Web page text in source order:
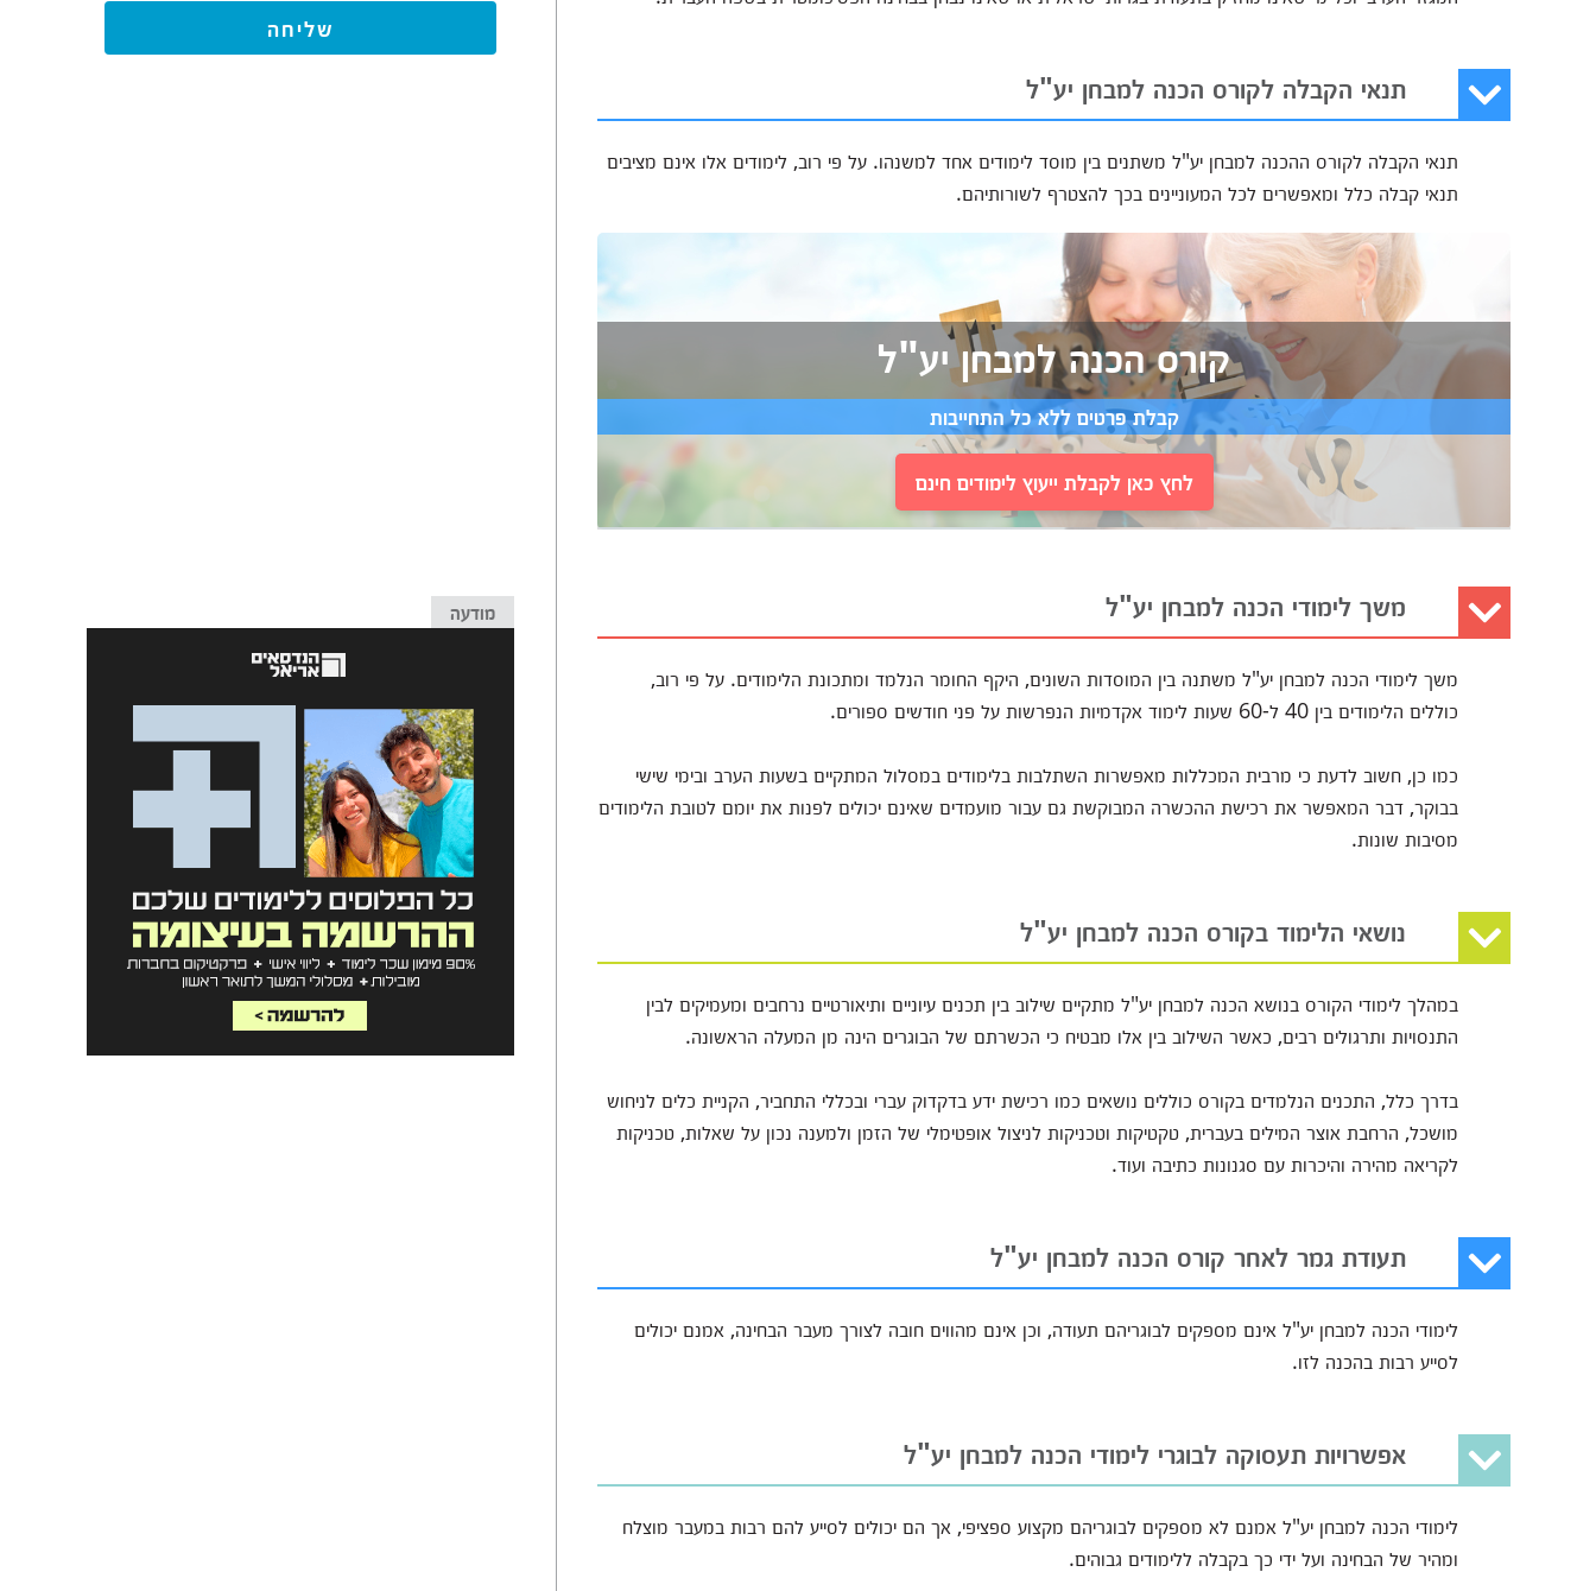
תנאי הקבלה לקורס הכנה למבחן יע"ל
תנאי הקבלה לקורס ההכנה למבחן יע"ל משתנים בין מוסד לימודים אחד למשנהו. על פי רוב, לימודים אלו אינם מציבים
תנאי קבלה כלל ומאפשרים לכל המעוניינים בכך להצטרף לשורותיהם.
קורס הכנה למבחן יע"ל
קבלת פרטים ללא כל התחייבות
לחץ כאן לקבלת ייעוץ לימודים חינם
משך לימודי הכנה למבחן יע"ל
משך לימודי הכנה למבחן יע"ל משתנה בין המוסדות השונים, היקף החומר הנלמד ומתכונת הלימודים. על פי רוב,
כוללים הלימודים בין 40 ל-60 שעות לימוד אקדמיות הנפרשות על פני חודשים ספורים.
כמו כן, חשוב לדעת כי מרבית המכללות מאפשרות השתלבות בלימודים במסלול המתקיים בשעות הערב ובימי שישי
בבוקר, דבר המאפשר את רכישת ההכשרה המבוקשת גם עבור מועמדים שאינם יכולים לפנות את יומם לטובת הלימודים
מסיבות שונות.
נושאי הלימוד בקורס הכנה למבחן יע"ל
במהלך לימודי הקורס בנושא הכנה למבחן יע"ל מתקיים שילוב בין תכנים עיוניים ותיאורטיים נרחבים ומעמיקים לבין
התנסויות ותרגולים רבים, כאשר השילוב בין אלו מבטיח כי הכשרתם של הבוגרים הינה מן המעלה הראשונה.
בדרך כלל, התכנים הנלמדים בקורס כוללים נושאים כמו רכישת ידע בדקדוק עברי ובכללי התחביר, הקניית כלים לניחוש
מושכל, הרחבת אוצר המילים בעברית, טקטיקות וטכניקות לניצול אופטימלי של הזמן ולמענה נכון על שאלות, טכניקות
לקריאה מהירה והיכרות עם סגנונות כתיבה ועוד.
תעודת גמר לאחר קורס הכנה למבחן יע"ל
לימודי הכנה למבחן יע"ל אינם מספקים לבוגריהם תעודה, וכן אינם מהווים חובה לצורך מעבר הבחינה, אמנם יכולים
לסייע רבות בהכנה לזו.
אפשרויות תעסוקה לבוגרי לימודי הכנה למבחן יע"ל
לימודי הכנה למבחן יע"ל אמנם לא מספקים לבוגריהם מקצוע ספציפי, אך הם יכולים לסייע להם רבות במעבר מוצלח
ומהיר של הבחינה ועל ידי כך בקבלה ללימודים גבוהים.
שליחה
מודעה